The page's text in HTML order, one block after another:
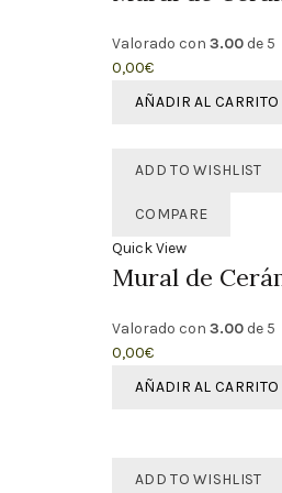
Valorado con 3.00 de 5
0,00€
AÑADIR AL CARRITO
ADD TO WISHLIST
COMPARE
Quick View
Mural de
Valorado con 3.00 de 5
0,00€
AÑADIR AL CARRITO
ADD TO WISHLIST